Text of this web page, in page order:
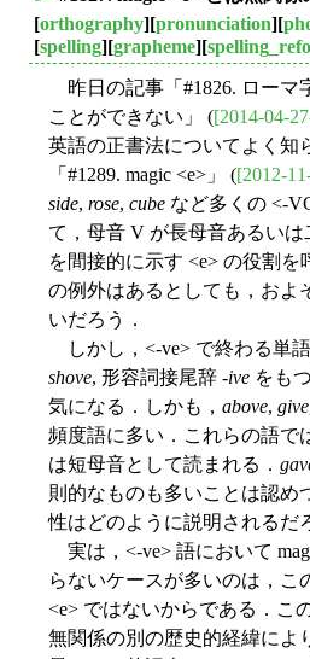
[orthography][pronunciation][
[spelling][grapheme][
昨日の記事「#1826. ローマ
ことができない」 ([2014-04-
英語の正書法についてよく知
「#1289. magic <e>」 ([2012-
side, rose, cube など多くの <-
て，母音 V が長母音あるいは
を間接的に示す <e> の役割を
の例外はあるとしても，およ
いだろう．
しかし，<-ve> で終わる単語
shove, 形容詞接尾辞 -ive をも
気になる．しかも， above, give
頻度語に多い．これらの語で
は短母音として読まれる．
則的なものも多いことは認め
性はどのように説明されるだ
実は，<-ve> 語において
らないケースが多いのは，こ
<e> ではないからである．こ
無関係の別の歴史的経緯によ